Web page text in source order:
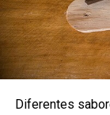
Diferentes